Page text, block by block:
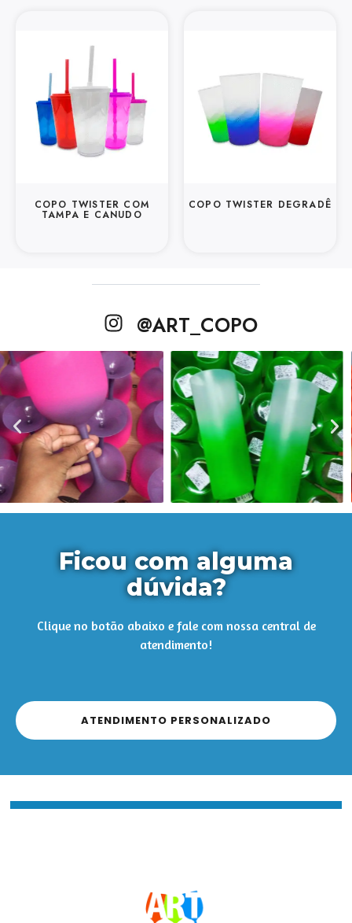
COPO TWISTER COM
TAMPA E CANUDO
COPO TWISTER DEGRADÊ
@ART_COPO
Ficou com alguma
dúvida?
Clique no botão abaixo e fale com nossa central de
atendimento!
ATENDIMENTO PERSONALIZADO